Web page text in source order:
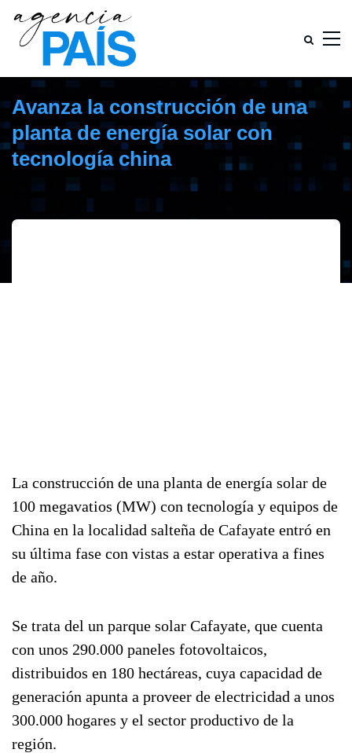
Avanza la construcción de una
planta de energía solar con
tecnología china
septiembre 23, 2019
La construcción de una planta de energía solar de
100 megavatios (MW) con tecnología y equipos de
China en la localidad salteña de Cafayate entró en
su última fase con vistas a estar operativa a fines
de año.
Se trata del un parque solar Cafayate, que cuenta
con unos 290.000 paneles fotovoltaicos,
distribuidos en 180 hectáreas, cuya capacidad de
generación apunta a proveer de electricidad a unos
300.000 hogares y el sector productivo de la
región.